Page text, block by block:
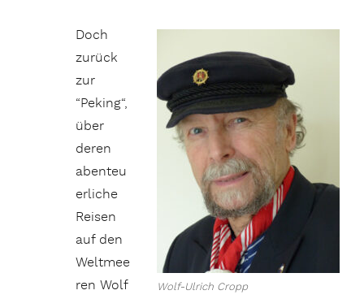
Wolf-Ulrich Cropp
Doch
zurück
zur
“Peking“,
über
deren
abenteu
erliche
Reisen
auf den
Weltmee
ren Wolf